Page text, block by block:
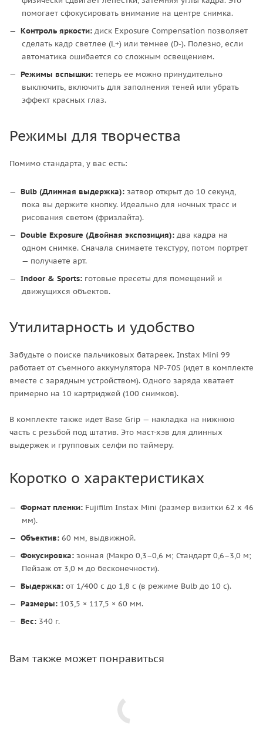
помогает сфокусировать внимание на центре снимка.
Контроль яркости: диск Exposure Compensation позволяет
сделать кадр светлее (L+) или темнее (D-). Полезно, если
автоматика ошибается со сложным освещением.
Режимы вспышки: теперь ее можно принудительно
выключить, включить для заполнения теней или убрать
эффект красных глаз.
Режимы для творчества
Помимо стандарта, у вас есть:
Bulb (Длинная выдержка): затвор открыт до 10 секунд,
пока вы держите кнопку. Идеально для ночных трасс и
рисования светом (фризлайта).
Double Exposure (Двойная экспозиция): два кадра на
одном снимке. Сначала снимаете текстуру, потом портрет
— получаете арт.
Indoor & Sports: готовые пресеты для помещений и
движущихся объектов.
Утилитарность и удобство
Забудьте о поиске пальчиковых батареек. Instax Mini 99
работает от съемного аккумулятора NP-70S (идет в комплекте
вместе с зарядным устройством). Одного заряда хватает
примерно на 10 картриджей (100 снимков).
В комплекте также идет Base Grip — накладка на нижнюю
часть с резьбой под штатив. Это маст-хэв для длинных
выдержек и групповых селфи по таймеру.
Коротко о характеристиках
Формат пленки: Fujifilm Instax Mini (размер визитки 62 х 46
мм).
Объектив: 60 мм, выдвижной.
Фокусировка: зонная (Макро 0,3–0,6 м; Стандарт 0,6–3,0 м;
Пейзаж от 3,0 м до бесконечности).
Выдержка: от 1/400 с до 1,8 с (в режиме Bulb до 10 с).
Размеры: 103,5 × 117,5 × 60 мм.
Вес: 340 г.
Вам также может понравиться